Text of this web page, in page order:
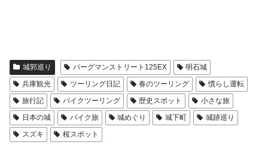
城郭巡り バーグマンストリート125EX
明石城
兵庫観光
ツーリング日記 春のツーリング
慣らし運転
旅行記
バイクツーリング 歴史スポット
小さな旅
日本の城
バイク旅 城めぐり 城下町
城跡巡り
スズキ
桜スポット